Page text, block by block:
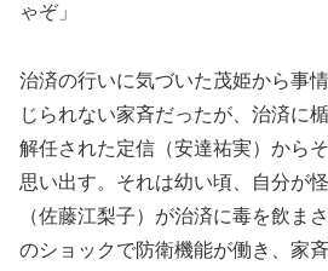
ゃぞ」
治済の行いに気づいた茂姫から事
じられない家斉だったが、治済に
解任された定信（安達祐実）から
思い出す。それは幼い頃、自分が
（佐藤江梨子）が治済に毒を飲ま
のショックで防衛機能が働き、家